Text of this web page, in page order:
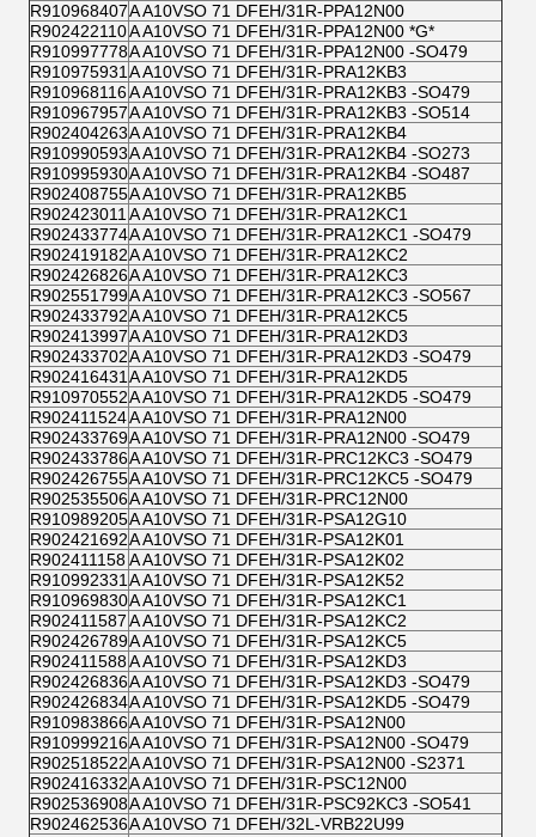
R910968407A A10VSO 71 DFEH/31R-PPA12N00
R902422110A A10VSO 71 DFEH/31R-PPA12N00 *G*
R910997778A A10VSO 71 DFEH/31R-PPA12N00 -SO479
R910975931 A A10VSO 71 DFEH/31R-PRA12KB3
R910968116A A10VSO 71 DFEH/31R-PRA12KB3 -SO479
R910967957A A10VSO 71 DFEH/31R-PRA12KB3 -SO514
R902404263A A10VSO 71 DFEH/31R-PRA12KB4
R910990593A A10VSO 71 DFEH/31R-PRA12KB4 -SO273
R910995930A A10VSO 71 DFEH/31R-PRA12KB4 -SO487
R902408755A A10VSO 71 DFEH/31R-PRA12KB5
R902423011 A A10VSO 71 DFEH/31R-PRA12KC1
R902433774A A10VSO 71 DFEH/31R-PRA12KC1 -SO479
R902419182A A10VSO 71 DFEH/31R-PRA12KC2
R902426826A A10VSO 71 DFEH/31R-PRA12KC3
R902551799A A10VSO 71 DFEH/31R-PRA12KC3 -SO567
R902433792A A10VSO 71 DFEH/31R-PRA12KC5
R902413997A A10VSO 71 DFEH/31R-PRA12KD3
R902433702A A10VSO 71 DFEH/31R-PRA12KD3 -SO479
R902416431 A A10VSO 71 DFEH/31R-PRA12KD5
R910970552A A10VSO 71 DFEH/31R-PRA12KD5 -SO479
R902411524A A10VSO 71 DFEH/31R-PRA12N00
R902433769A A10VSO 71 DFEH/31R-PRA12N00 -SO479
R902433786A A10VSO 71 DFEH/31R-PRC12KC3 -SO479
R902426755A A10VSO 71 DFEH/31R-PRC12KC5 -SO479
R902535506A A10VSO 71 DFEH/31R-PRC12N00
R910989205A A10VSO 71 DFEH/31R-PSA12G10
R902421692A A10VSO 71 DFEH/31R-PSA12K01
R902411158A A10VSO 71 DFEH/31R-PSA12K02
R910992331 A A10VSO 71 DFEH/31R-PSA12K52
R910969830A A10VSO 71 DFEH/31R-PSA12KC1
R902411587A A10VSO 71 DFEH/31R-PSA12KC2
R902426789A A10VSO 71 DFEH/31R-PSA12KC5
R902411588A A10VSO 71 DFEH/31R-PSA12KD3
R902426836A A10VSO 71 DFEH/31R-PSA12KD3 -SO479
R902426834A A10VSO 71 DFEH/31R-PSA12KD5 -SO479
R910983866A A10VSO 71 DFEH/31R-PSA12N00
R910999216A A10VSO 71 DFEH/31R-PSA12N00 -SO479
R902518522A A10VSO 71 DFEH/31R-PSA12N00 -S2371
R902416332A A10VSO 71 DFEH/31R-PSC12N00
R902536908A A10VSO 71 DFEH/31R-PSC92KC3 -SO541
R902462536A A10VSO 71 DFEH/32L-VRB22U99